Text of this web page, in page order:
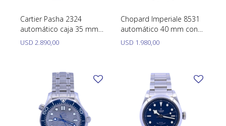
Cartier Pasha 2324
automático caja 35 mm
año 2005
aproximadamente.
USD 2.890,00
Chopard Imperiale 8531
automático 40 mm con
estuche y manuales
USD 1.980,00